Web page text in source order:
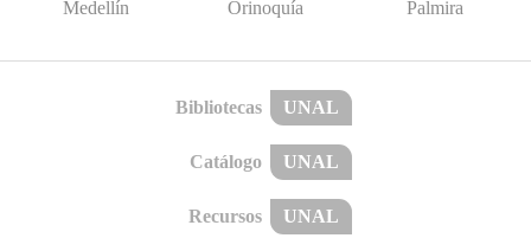
Medellín Orinoquía Palmira
Bibliotecas UNAL
Catálogo UNAL
Recursos UNAL